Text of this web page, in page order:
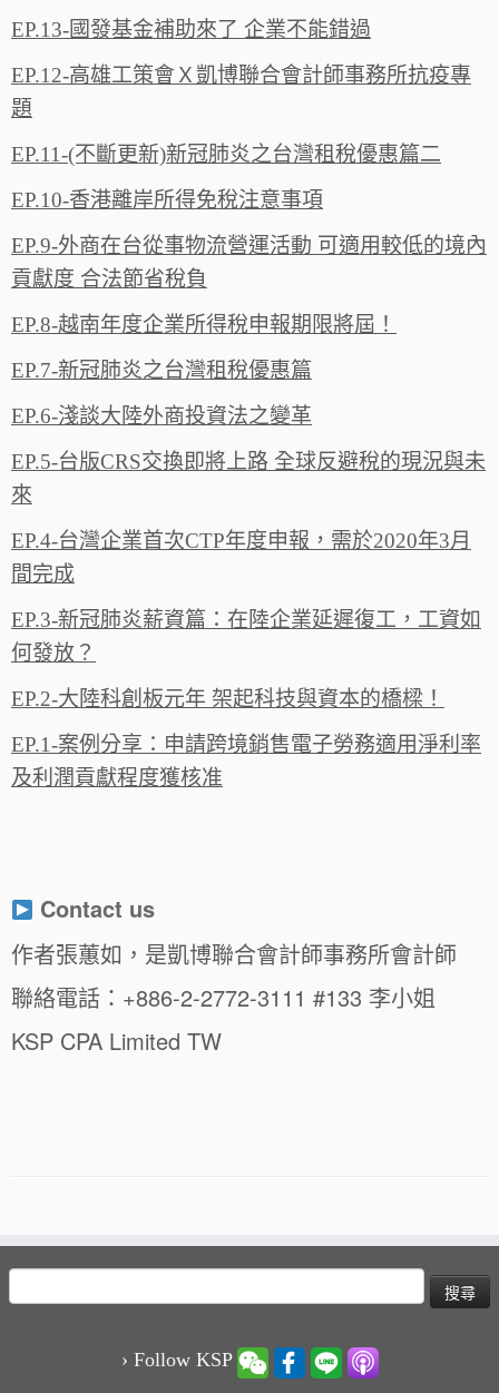
EP.13-國發基金補助來了 企業不能錯過
EP.12-高雄工策會Ｘ凱博聯合會計師事務所抗疫專
題
EP.11-(不斷更新)新冠肺炎之台灣租稅優惠篇二
EP.10-香港離岸所得免稅注意事項
EP.9-外商在台從事物流營運活動 可適用較低的境內
貢獻度 合法節省稅負
EP.8-越南年度企業所得稅申報期限將屆！
EP.7-新冠肺炎之台灣租稅優惠篇
EP.6-淺談大陸外商投資法之變革
EP.5-台版CRS交換即將上路 全球反避稅的現況與未
來
EP.4-台灣企業首次CTP年度申報，需於2020年3月
間完成
EP.3-新冠肺炎薪資篇：在陸企業延遲復工，工資如
何發放？
EP.2-大陸科創板元年 架起科技與資本的橋樑！
EP.1-案例分享：申請跨境銷售電子勞務適用淨利率
及利潤貢獻程度獲核准
Contact us
作者張蕙如，是凱博聯合會計師事務所會計師
聯絡電話：+886-2-2772-3111 #133 李小姐
KSP CPA Limited TW
搜
尋
› Follow KSP